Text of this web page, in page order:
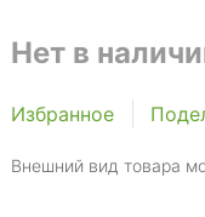
Нет в
Избранное
Внешний вид товара